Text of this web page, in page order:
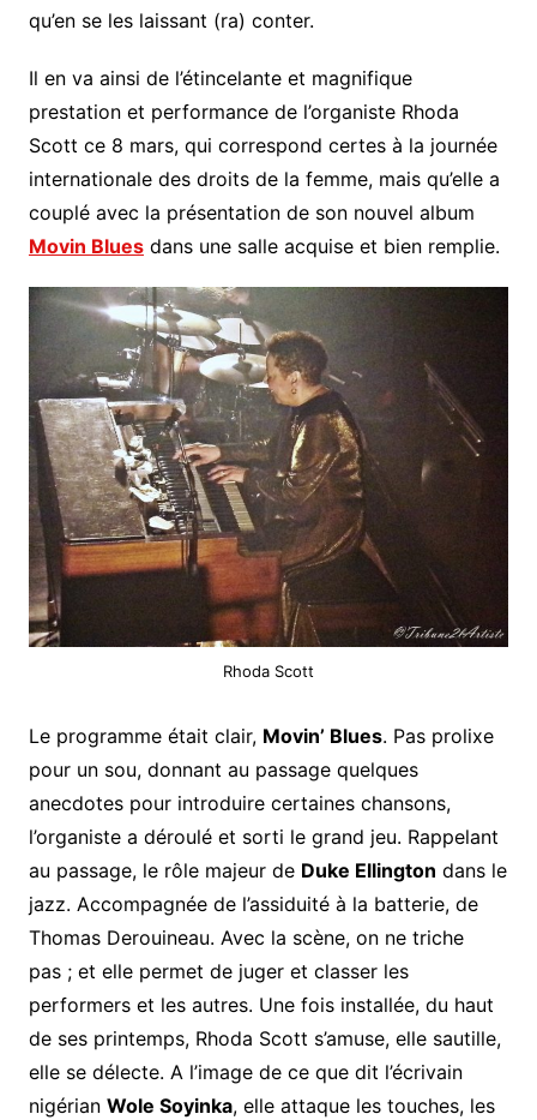
qu’en se les laissant (ra) conter.
Il en va ainsi de l’étincelante et magnifique
prestation et performance de l’organiste Rhoda
Scott ce 8 mars, qui correspond certes à la journée
internationale des droits de la femme, mais qu’elle a
couplé avec la présentation de son nouvel album
Movin Bluesdans une salle acquise et bien remplie.
Rhoda Scott
Le programme était clair, Movin’ Blues. Pas prolixe
pour un sou, donnant au passage quelques
anecdotes pour introduire certaines chansons,
l’organiste a déroulé et sorti le grand jeu. Rappelant
au passage, le rôle majeur de Duke Ellington dans le
jazz. Accompagnée de l’assiduité à la batterie, de
Thomas Derouineau. Avec la scène, on ne triche
pas ; et elle permet de juger et classer les
performers et les autres. Une fois installée, du haut
de ses printemps, Rhoda Scott s’amuse, elle sautille,
elle se délecte. A l’image de ce que dit l’écrivain
nigérian Wole Soyinka, elle attaque les touches, les